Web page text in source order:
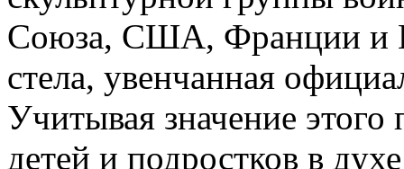
Союза, США, Франции и
стела, увенчанная
Учитывая значение
детей и подростков в